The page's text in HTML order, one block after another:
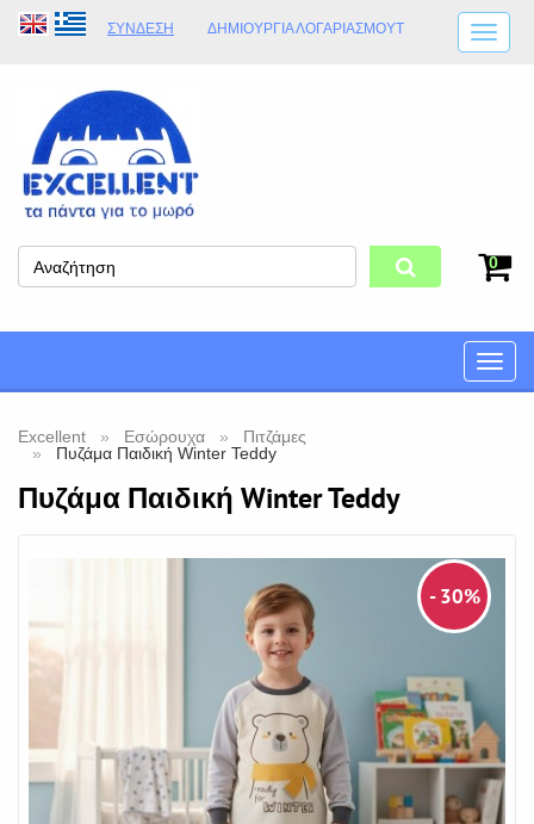
ΣΎΝΔΕΣΗ ΔΗΜΙΟΥΡΓΊΑ ΛΟΓΑΡΙΑΣΜΟΎT
ΩΡΆΡΙΟ ΚΑΤΑΣΤΉΜΑΤΟΣ
ΦΥΣΙΚΌ ΚΑΤΆΣΤΗΜΑ
0
Toggle
Excellent Εσώρουχα
Πιτζάμες
Πυζάμα Παιδική Winter Teddy
Πυζάμα Παιδική Winter Teddy
- 30%